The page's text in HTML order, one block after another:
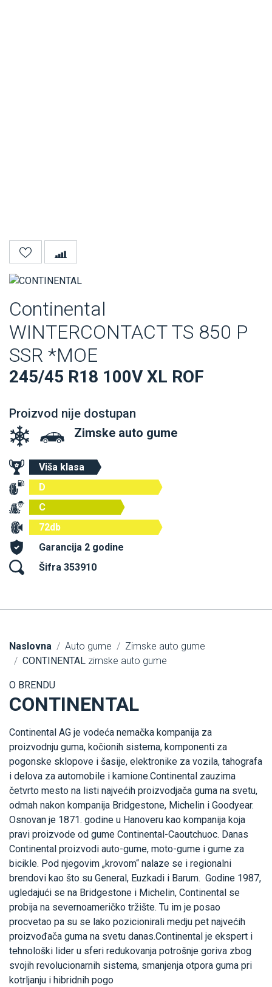
Continental
WINTERCONTACT TS 850 P
SSR *MOE
245/45 R18 100V XL ROF
Proizvod nije dostupan
Zimske auto gume
Viša klasa
D
C
72db
Garancija 2 godine
Šifra 353910
Naslovna Auto gume
Zimske auto gume
CONTINENTAL zimske auto gume
O BRENDU
CONTINENTAL
Continental AG je vodeća nemačka kompanija za
proizvodnju guma, kočionih sistema, komponenti za
pogonske sklopove i šasije, elektronike za vozila, tahografa
i delova za automobile i kamione.Continental zauzima
četvrto mesto na listi najvećih proizvodjača guma na svetu,
odmah nakon kompanija Bridgestone, Michelin i Goodyear.
Osnovan je 1871. godine u Hanoveru kao kompanija koja
pravi proizvode od gume Continental-Caoutchuoc. Danas
Continental proizvodi auto-gume, moto-gume i gume za
bicikle. Pod njegovim „krovom“ nalaze se i regionalni
brendovi kao što su General, Euzkadi i Barum. Godine 1987,
ugledajući se na Bridgestone i Michelin, Continental se
probija na severnoameričko tržište. Tu im je posao
procvetao pa su se lako pozicionirali medju pet najvećih
proizvođača guma na svetu danas.Continental je ekspert i
tehnološki lider u sferi redukovanja potrošnje goriva zbog
svojih revolucionarnih sistema, smanjenja otpora guma pri
kotrljanju i hibridnih pogo